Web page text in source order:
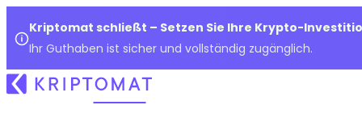
Kriptomat schließt – Setzen Sie Ihre Krypto-
Ihr Guthaben ist sicher und vollständig zugänglich.